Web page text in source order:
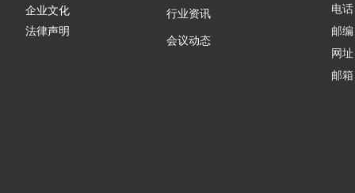
电
邮
网
邮
企业文化
行业资讯
会议动态
法律声明